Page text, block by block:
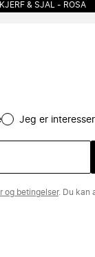
& SJAL - ROSA
Jeg er
og betingelser. Du kan